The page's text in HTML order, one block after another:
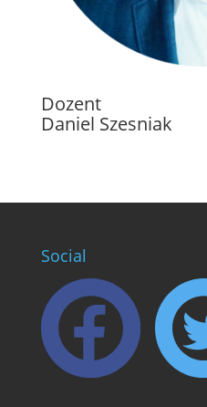
Dozent
Daniel Szesniak
Social